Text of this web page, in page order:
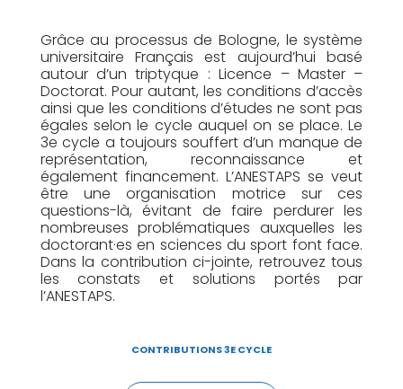
Grâce au processus de Bologne, le système
universitaire Français est aujourd’hui basé
autour d’un triptyque : Licence – Master –
Doctorat. Pour autant, les conditions d’accès
ainsi que les conditions d’études ne sont pas
égales selon le cycle auquel on se place. Le
3e cycle a toujours souffert d’un manque de
représentation, reconnaissance et
également financement. L’ANESTAPS se veut
être une organisation motrice sur ces
questions-là, évitant de faire perdurer les
nombreuses problématiques auxquelles les
doctorant·es en sciences du sport font face.
Dans la contribution ci-jointe, retrouvez tous
les constats et solutions portés par
l’ANESTAPS.
CONTRIBUTIONS 3E CYCLE